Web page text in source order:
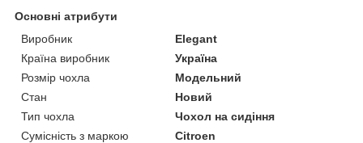
Основні атрибути
Виробник
Elegant
Країна виробник
Україна
Розмір чохла
Модельний
Стан
Новий
Тип чохла
Чохол на сидіння
Сумісність з маркою
Citroen